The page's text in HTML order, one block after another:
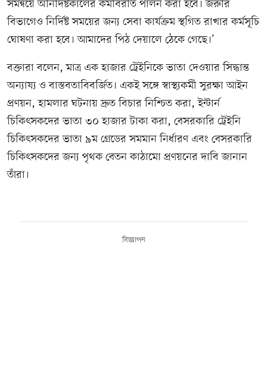
সমন্বয়ে অনির্দিষ্টকালের কর্মবিরতি পালন করা হবে। জরুরি
বিভাগেও নির্দিষ্ট সময়ের জন্য সেবা কার্যক্রম স্থগিত রাখার কর্মসূচি
ঘোষণা করা হবে। আমাদের পিঠ দেয়ালে ঠেকে গেছে।’
বক্তারা বলেন, মাত্র এক হাজার ট্রেইনিকে ভাতা দেওয়ার সিদ্ধান্ত
অন্যায্য ও বাস্তবতাবিবর্জিত। একই সঙ্গে স্বাস্থ্যকর্মী সুরক্ষা আইন
প্রণয়ন, হামলার ঘটনায় দ্রুত বিচার নিশ্চিত করা, ইন্টার্ন
চিকিৎসকদের ভাতা ৩০ হাজার টাকা করা, বেসরকারি ট্রেইনি
চিকিৎসকদের ভাতা ৯ম গ্রেডের সমমান নির্ধারণ এবং বেসরকারি
চিকিৎসকদের জন্য পৃথক বেতন কাঠামো প্রণয়নের দাবি জানান
তাঁরা।
বিজ্ঞাপন